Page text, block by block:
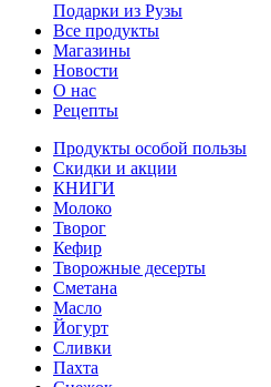
Подарки из Рузы
Все продукты
Магазины
Новости
О нас
Рецепты
Продукты особой пользы
Скидки и акции
КНИГИ
Молоко
Творог
Кефир
Творожные десерты
Сметана
Масло
Йогурт
Сливки
Пахта